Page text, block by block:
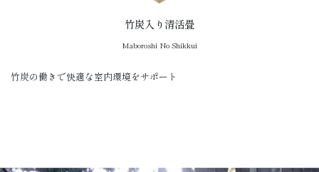
竹炭入り清活畳
Maboroshi No Shikkui
竹炭の働きで快適な室内環境をサポート